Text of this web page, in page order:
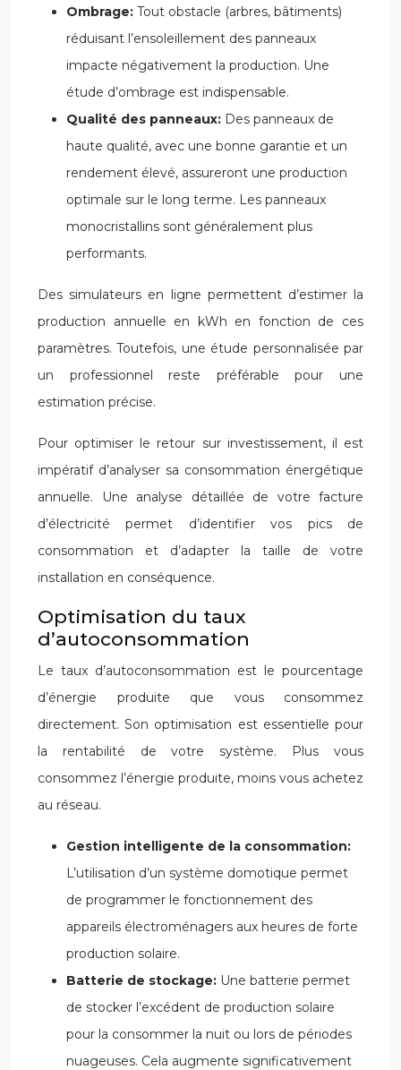
Ombrage: Tout obstacle (arbres, bâtiments)
réduisant l’ensoleillement des panneaux
impacte négativement la production. Une
étude d’ombrage est indispensable.
Qualité des panneaux: Des panneaux de
haute qualité, avec une bonne garantie et un
rendement élevé, assureront une production
optimale sur le long terme. Les panneaux
monocristallins sont généralement plus
performants.
Des simulateurs en ligne permettent d’estimer la
production annuelle en kWh en fonction de ces
paramètres. Toutefois, une étude personnalisée par
un professionnel reste préférable pour une
estimation précise.
Pour optimiser le retour sur investissement, il est
impératif d’analyser sa consommation énergétique
annuelle. Une analyse détaillée de votre facture
d’électricité permet d’identifier vos pics de
consommation et d’adapter la taille de votre
installation en conséquence.
Optimisation du taux
d’autoconsommation
Le taux d’autoconsommation est le pourcentage
d’énergie produite que vous consommez
directement. Son optimisation est essentielle pour
la rentabilité de votre système. Plus vous
consommez l’énergie produite, moins vous achetez
au réseau.
Gestion intelligente de la consommation:
L’utilisation d’un système domotique permet
de programmer le fonctionnement des
appareils électroménagers aux heures de forte
production solaire.
Batterie de stockage: Une batterie permet
de stocker l’excédent de production solaire
pour la consommer la nuit ou lors de périodes
nuageuses. Cela augmente significativement